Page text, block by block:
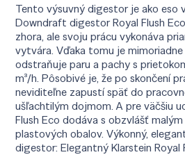
Tento výsuvný digestor je ako eso
Downdraft digestor Royal Flush
zhora, ale svoju prácu vykonáva
vytvára. Vďaka tomu je
odstraňuje paru a pachy s
m³/h. Pôsobivé je, že po skončení
neviditeľne zapustí späť do
ušľachtilým dojmom. A pre väčšiu
Flush Eco dodáva s obzvlášť
plastových obalov. Výkonný,
digestor: Elegantný Klarstein Royal